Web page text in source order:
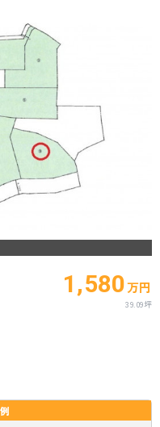
1,580万円
39.09坪